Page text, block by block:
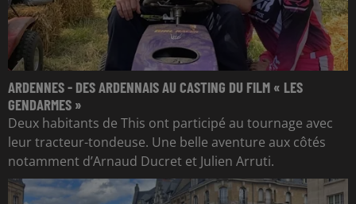
ARDENNES - DES ARDENNAIS AU CASTING DU FILM « LES
GENDARMES »
Deux habitants de This ont participé au tournage avec
leur tracteur-tondeuse. Une belle aventure aux côtés
notamment d’Arnaud Ducret et Julien Arruti.